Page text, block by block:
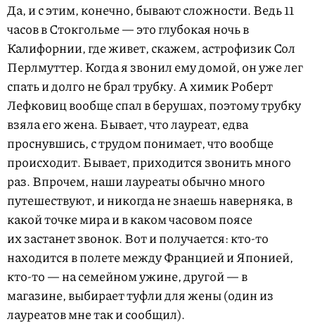
Да, и с этим, конечно, бывают сложности. Ведь 11
часов в Стокгольме — это глубокая ночь в
Калифорнии, где живет, скажем, астрофизик Сол
Перлмуттер. Когда я звонил ему домой, он уже лег
спать и долго не брал трубку. А химик Роберт
Лефковиц вообще спал в берушах, поэтому трубку
взяла его жена. Бывает, что лауреат, едва
проснувшись, с трудом понимает, что вообще
происходит. Бывает, приходится звонить много
раз. Впрочем, наши лауреаты обычно много
путешествуют, и никогда не знаешь наверняка, в
какой точке мира и в каком часовом поясе
их застанет звонок. Вот и получается: кто-то
находится в полете между Францией и Японией,
кто-то — на семейном ужине, другой — в
магазине, выбирает туфли для жены (один из
лауреатов мне так и сообщил).